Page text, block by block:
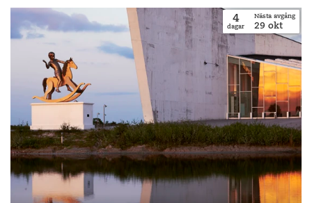
4
dagar
Nästa avgång
29 okt